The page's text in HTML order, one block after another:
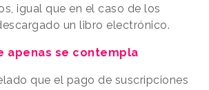
igual que en el caso de los
un libro electrónico.
apenas se contempla
que el pago de suscripciones